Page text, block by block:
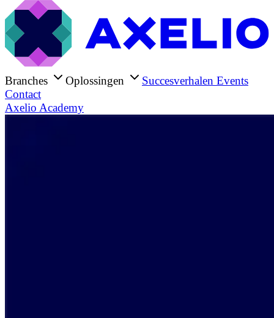
Branches Oplossingen Succesverhalen Events
Contact
Axelio Academy